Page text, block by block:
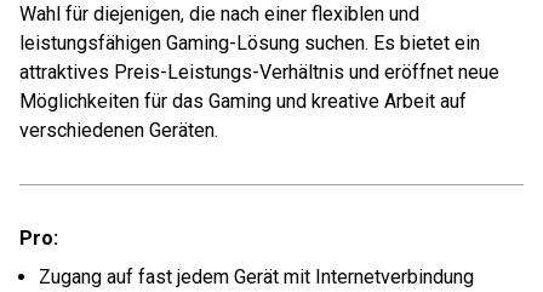
Wahl für diejenigen, die nach einer flexiblen und
leistungsfähigen Gaming-Lösung suchen. Es bietet ein
attraktives Preis-Leistungs-Verhältnis und eröffnet neue
Möglichkeiten für das Gaming und kreative Arbeit auf
verschiedenen Geräten.
Pro:
Zugang auf fast jedem Gerät mit Internetverbindung